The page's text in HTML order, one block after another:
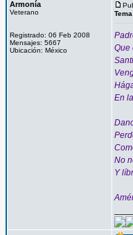
Armonía
Veterano
Registrado: 06 Feb 2008
Mensajes: 5667
Ubicación: México
Que
En
No
Y